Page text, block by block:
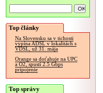
Top články
Na Slovensku sa v tichosti
vypína ADSL v lokalitách s
VDSL, už 31. mája
Orange sa doťahuje na UPC
a O2, spustí 2.5 Gbps
pripojenie
Top správy